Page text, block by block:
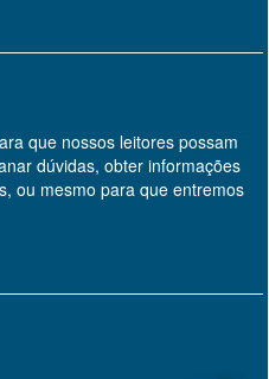
que nossos leitores possam
dúvidas, obter informações
ou mesmo para que entremos